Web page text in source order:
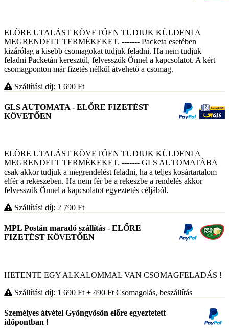
ELŐRE UTALÁST KÖVETŐEN TUDJUK KÜLDENI A
MEGRENDELT TERMÉKEKET. ------- Packeta esetében
kizárólag a kisebb csomagokat tudjuk feladni. Ha nem tudjuk
feladni Packetán keresztül, felvesszük Önnel a kapcsolatot. A kért
csomagponton már fizetés nélkül átvehető a csomag.
Szállítási díj: 1 690 Ft
GLS AUTOMATA - ELŐRE FIZETÉST
KÖVETŐEN
ELŐRE UTALÁST KÖVETŐEN TUDJUK KÜLDENI A
MEGRENDELT TERMÉKEKET. ------- GLS AUTOMATÁBA
csak akkor tudjuk a megrendelést feladni, ha a teljes kosártartalom
elfér a rekeszeben. Ha nem fér be a rekeszbe a rendelés akkor
felvesszük Önnel a kapcsolatot egyeztetés céljából.
Szállítási díj: 2 790 Ft
MPL Postán maradó szállítás - ELŐRE
FIZETÉST KÖVETŐEN
HETENTE EGY ALKALOMMAL VAN CSOMAGFELADÁS !
Szállítási díj: 1 690 Ft + 490 Ft Csomagolás, beszállítás
Személyes átvétel Gyöngyösön előre egyeztetett
időpontban !